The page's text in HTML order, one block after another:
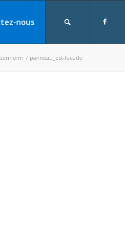
nous
/ panneau_est-facade